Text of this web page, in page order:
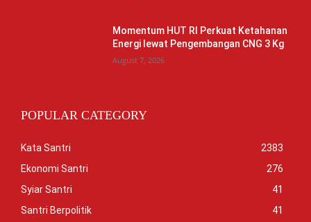
Momentum HUT RI Perkuat Ketahanan
Energi lewat Pengembangan CNG 3 Kg
August 7, 2026
POPULAR CATEGORY
Kata Santri
2383
Ekonomi Santri
276
Syiar Santri
41
Santri Berpolitik
41